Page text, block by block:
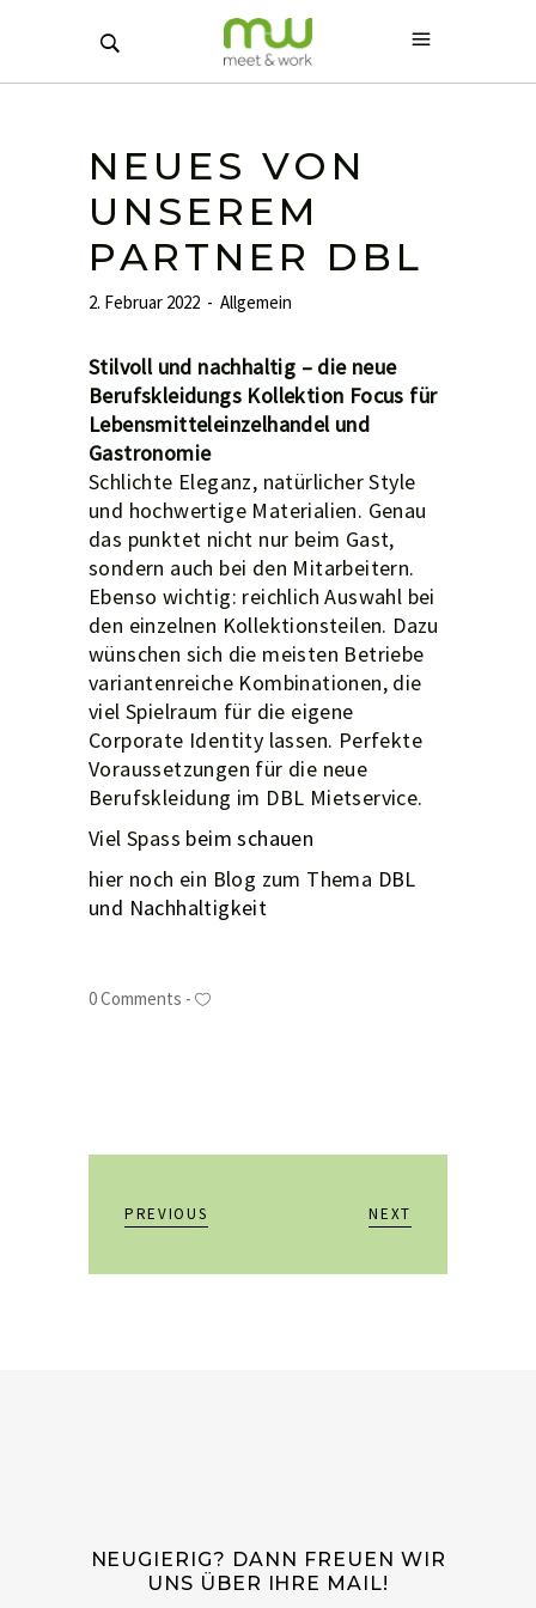
NEUES VON
UNSEREM
PARTNER DBL
2. Februar 2022 Allgemein
Stilvoll und nachhaltig – die neue
Berufskleidungs Kollektion Focus für
Lebensmitteleinzelhandel und
Gastronomie
Schlichte Eleganz, natürlicher Style
und hochwertige Materialien. Genau
das punktet nicht nur beim Gast,
sondern auch bei den Mitarbeitern.
Ebenso wichtig: reichlich Auswahl bei
den einzelnen Kollektionsteilen. Dazu
wünschen sich die meisten Betriebe
variantenreiche Kombinationen, die
viel Spielraum für die eigene
Corporate Identity lassen. Perfekte
Voraussetzungen für die neue
Berufskleidung im DBL Mietservice.
Viel Spass beim schauen
hier noch ein Blog zum Thema DBL
und Nachhaltigkeit
0 Comments
PREVIOUS NEXT
NEUGIERIG? DANN FREUEN WIR
UNS ÜBER IHRE MAIL!